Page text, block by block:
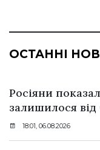
ОСТАННІ
Росіяни
залишилося від
18:01, 06.08.2026